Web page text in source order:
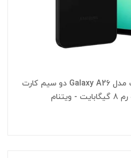
گوشی موبایل سامسونگ مدل Galaxy A26 دو سیم کارت